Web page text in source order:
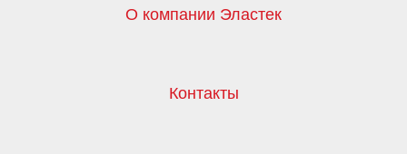
О компании Эластек
Контакты